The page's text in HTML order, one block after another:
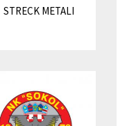
STRECK METALI